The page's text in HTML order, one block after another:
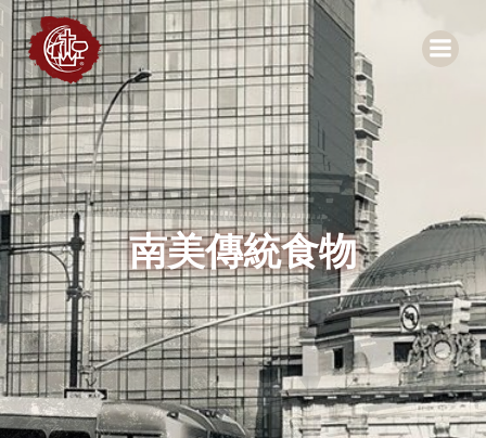
Skip
to
content
南美傳統食物